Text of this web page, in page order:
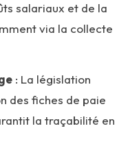
salariaux et de la
via la collecte
: La législation
des fiches de paie
la traçabilité en